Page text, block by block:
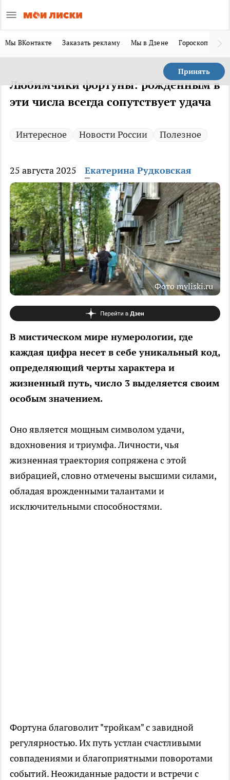
Мы ВКонтакте Заказать рекламу Мы в Дзене Гороскоп
Принять
Любимчики фортуны: рожденным в
эти числа всегда сопутствует удача
Интересное Новости России Полезное
25 августа 2025 Екатерина Рудковская
Фото myliski.ru
В мистическом мире нумерологии, где
каждая цифра несет в себе уникальный код,
определяющий черты характера и
жизненный путь, число 3 выделяется своим
особым значением.
Оно является мощным символом удачи,
вдохновения и триумфа. Личности, чья
жизненная траектория сопряжена с этой
вибрацией, словно отмечены высшими силами,
обладая врожденными талантами и
исключительными способностями.
Фортуна благоволит "тройкам" с завидной
регулярностью. Их путь устлан счастливыми
совпадениями и благоприятными поворотами
событий. Неожиданные радости и встречи с